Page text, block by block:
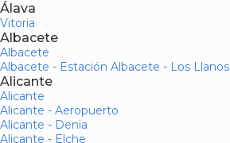
Álava
Vitoria
Albacete
Albacete
Albacete - Estación Albacete - Los Llanos
Alicante
Alicante
Alicante - Aeropuerto
Alicante - Denia
Alicante - Elche